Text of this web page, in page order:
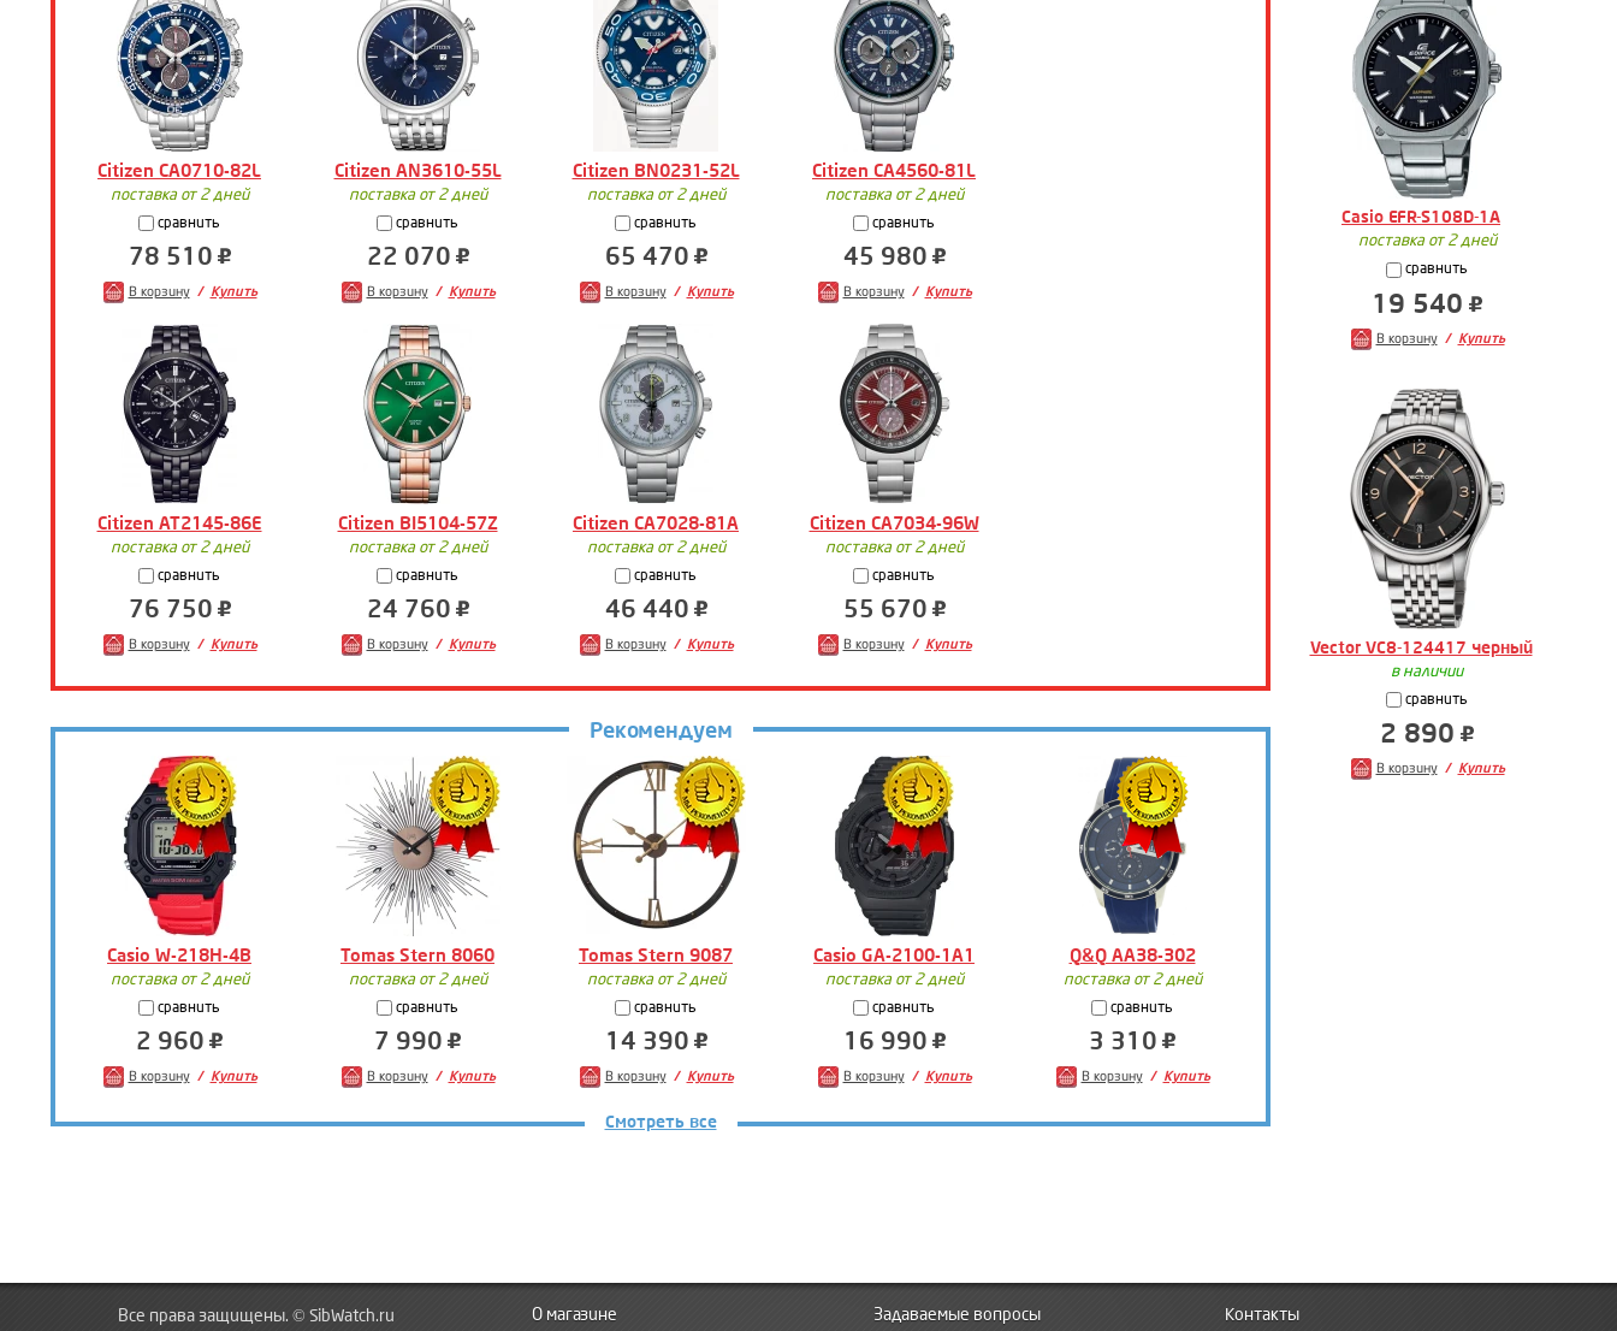
Citizen CA0710-82L Citizen AN3610-55L Citizen BN0231-52L Citizen CA4560-81L
поставка от 2 дней
сравнить
78 510
В корзину Купить
поставка от 2 дней
сравнить
22 070
В корзину Купить
поставка от 2 дней
сравнить
65 470
В корзину Купить
поставка от 2 дней
сравнить
45 980
В корзину Купить
Citizen AT2145-86E Citizen BI5104-57Z Citizen CA7028-81A Citizen CA7034-96W
поставка от 2 дней
сравнить
76 750
В корзину Купить
поставка от 2 дней
сравнить
24 760
В корзину Купить
поставка от 2 дней
сравнить
46 440
В корзину Купить
поставка от 2 дней
сравнить
55 670
В корзину Купить
Рекомендуем
Casio W-218H-4B Tomas Stern 8060 Tomas Stern 9087 Casio GA-2100-1A1 Q&Q AA38-302
поставка от 2 дней
сравнить
2 960
В корзину Купить
поставка от 2 дней
сравнить
7 990
В корзину Купить
поставка от 2 дней
сравнить
14 390
В корзину Купить
поставка от 2 дней
сравнить
16 990
В корзину Купить
поставка от 2 дней
сравнить
3 310
В корзину Купить
Смотреть все
Casio EFR-S108D-1A
поставка от 2 дней
сравнить
19 540
В корзину Купить
Vector VC8-124417 черный
в наличии
сравнить
2 890
В корзину Купить
Все права защищены. © SibWatch.ru О магазине Задаваемые вопросы Контакты